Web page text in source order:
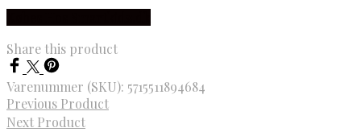
Share this product
Varenummer (SKU): 5715511894684
Previous Product
Next Product